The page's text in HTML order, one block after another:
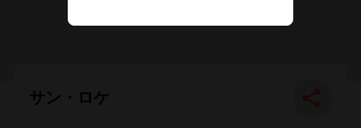
サン・ロケ